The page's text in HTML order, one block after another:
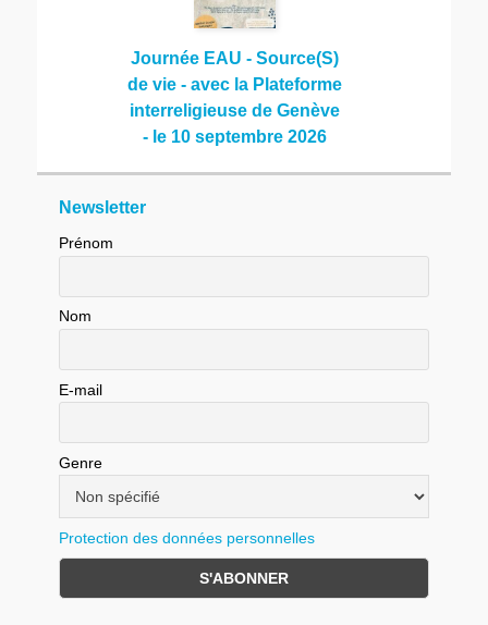
Journée EAU - Source(S)
de vie - avec la Plateforme
interreligieuse de Genève
- le 10 septembre 2026
Newsletter
Prénom
Nom
E-mail
Genre
Protection des données personnelles